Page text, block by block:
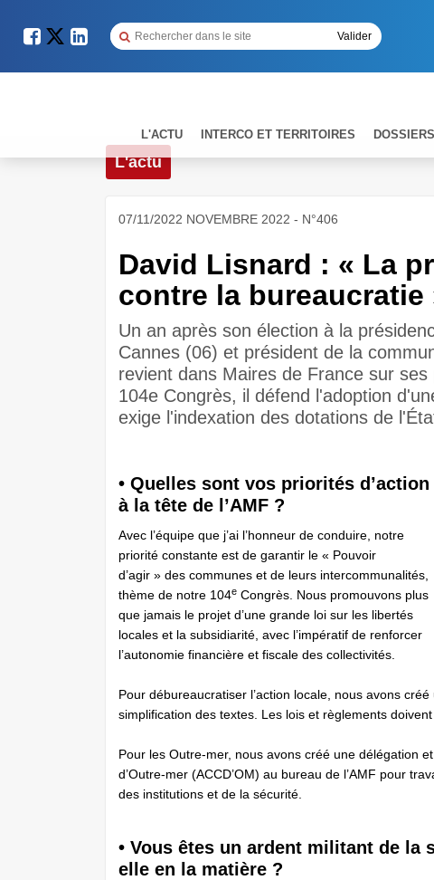
L'ACTU INTERCO ET TERRITOIRES
L'actu
07/11/2022 NOVEMBRE 2022 - N°406
David Lisnard : « La
contre la bureaucratie
Un an après son élection à la
Cannes (06) et président de la
revient dans Maires de France sur
104e Congrès, il défend l'adoption
exige l'indexation des dotations de
• Quelles sont vos priorités d’action
à la tête de l’AMF ?
Avec l’équipe que j’ai l’honneur de conduire, notre
priorité constante est de garantir le « Pouvoir
d’agir » des communes et de leurs intercommunalités,
thème de notre 104e Congrès. Nous promouvons plus
que jamais le projet d’une grande loi sur les libertés
locales et la subsidiarité, avec l’impératif de renforcer
l’autonomie financière et fiscale des collectivités.
Pour débureaucratiser ­l’action locale, nous avons
simplification des textes. Les lois et règlements
Pour les Outre-mer, nous avons créé une délégation
d’Outre-mer (ACCD’OM) au bureau de l’AMF pour
des institutions et de la sécurité.
• Vous êtes un ardent militant de
elle en la matière ?